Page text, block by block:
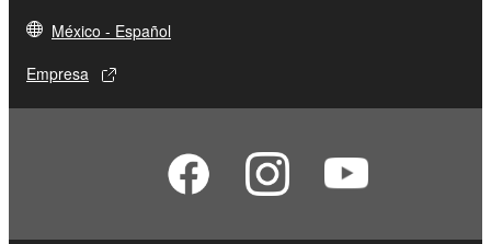
México - Español
Empresa